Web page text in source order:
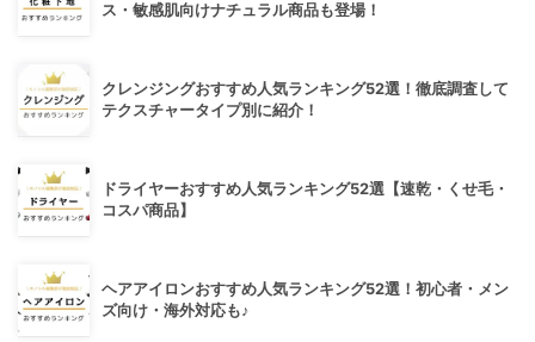
ス・敏感肌向けナチュラル商品も登場！
クレンジングおすすめ人気ランキング52選！徹底調査して
テクスチャータイプ別に紹介！
ドライヤーおすすめ人気ランキング52選【速乾・くせ毛・
コスパ商品】
ヘアアイロンおすすめ人気ランキング52選！初心者・メン
ズ向け・海外対応も♪